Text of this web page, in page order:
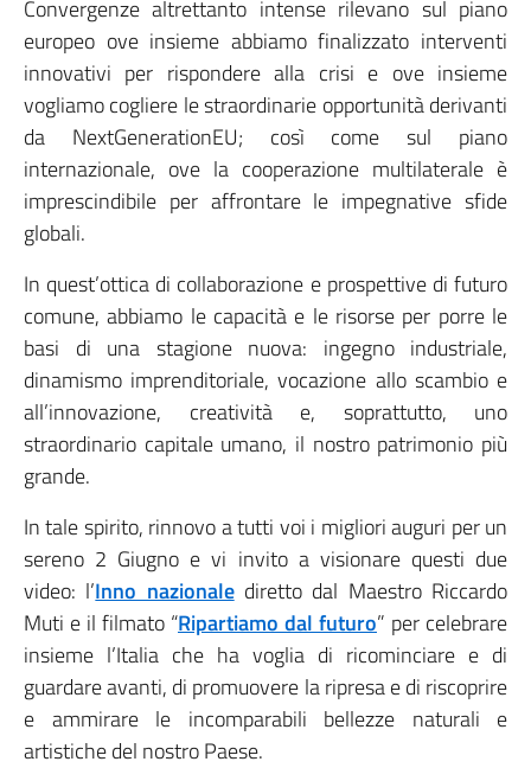
Convergenze altrettanto intense rilevano sul piano
europeo ove insieme abbiamo finalizzato interventi
innovativi per rispondere alla crisi e ove insieme
vogliamo cogliere le straordinarie opportunità derivanti
da NextGenerationEU; così come sul piano
internazionale, ove la cooperazione multilaterale è
imprescindibile per affrontare le impegnative sfide
globali.
In quest’ottica di collaborazione e prospettive di futuro
comune, abbiamo le capacità e le risorse per porre le
basi di una stagione nuova: ingegno industriale,
dinamismo imprenditoriale, vocazione allo scambio e
all’innovazione, creatività e, soprattutto, uno
straordinario capitale umano, il nostro patrimonio più
grande.
In tale spirito, rinnovo a tutti voi i migliori auguri per un
sereno 2 Giugno e vi invito a visionare questi due
video: l’Inno nazionalediretto dal Maestro Riccardo
Muti e il filmato “Ripartiamo dal futuro” per celebrare
insieme l’Italia che ha voglia di ricominciare e di
guardare avanti, di promuovere la ripresa e di riscoprire
e ammirare le incomparabili bellezze naturali e
artistiche del nostro Paese.